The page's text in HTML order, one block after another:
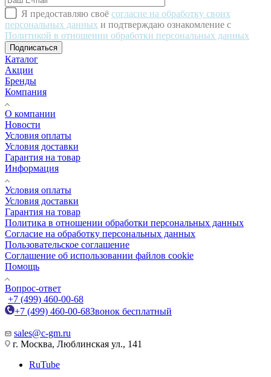
Я предоставляю своё согласие на обработку своих
персональных данных и подтверждаю ознакомление с
Политикой в отношении обработки персональных данных
Подписаться
Каталог
Акции
Бренды
Компания
О компании
Новости
Условия оплаты
Условия доставки
Гарантия на товар
Информация
Условия оплаты
Условия доставки
Гарантия на товар
Политика в отношении обработки персональных данных
Cогласие на обработку персональных данных
Пользовательское соглашение
Cоглашение об использовании файлов cookie
Помощь
Вопрос-ответ
+7 (499) 460-00-68
+7 (499) 460-00-68Звонок бесплатный
sales@c-gm.ru
г. Москва, Люблинская ул., 141
RuTube